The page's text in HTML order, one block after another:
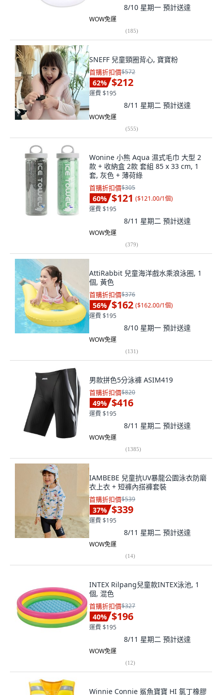
8/10 星期一 預計送達
WOW免運
(185)
SNEFF 兒童頸圈背心, 寶寶粉
首購折扣價$572
62% $212
運費 $195
8/11 星期二 預計送達
WOW免運
(555)
Wonine 小熊 Aqua 濕式毛巾 大型 2
款 + 收納盒 2款 套組 85 x 33 cm, 1
套, 灰色 + 薄荷綠
首購折扣價$305
60% $121 ($121.00/1個)
運費 $195
8/11 星期二 預計送達
WOW免運
(379)
AttiRabbit 兒童海洋戲水乘浪泳圈, 1
個, 黃色
首購折扣價$376
56% $162 ($162.00/1個)
運費 $195
8/10 星期一 預計送達
WOW免運
(131)
男款拼色5分泳褲 ASIM419
首購折扣價$820
49% $416
運費 $195
8/11 星期二 預計送達
WOW免運
(1385)
IAMBEBE 兒童抗UV暴龍公園泳衣防磨
衣上衣 + 短褲內搭褲套裝
首購折扣價$539
37% $339
運費 $195
8/11 星期二 預計送達
WOW免運
(14)
INTEX Rilpang兒童款INTEX泳池, 1
個, 混色
首購折扣價$327
40% $196
運費 $195
8/11 星期二 預計送達
WOW免運
(12)
Winnie Connie 鯊魚寶寶 HI 氯丁橡膠